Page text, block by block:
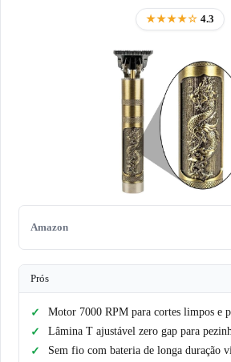
★★★★☆ 4.3
Amazon
Prós
Motor 7000 RPM para cortes limpos e
Lâmina T ajustável zero gap para
Sem fio com bateria de longa duração